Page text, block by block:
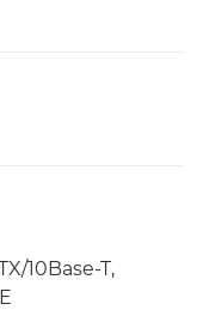
10Base-T,